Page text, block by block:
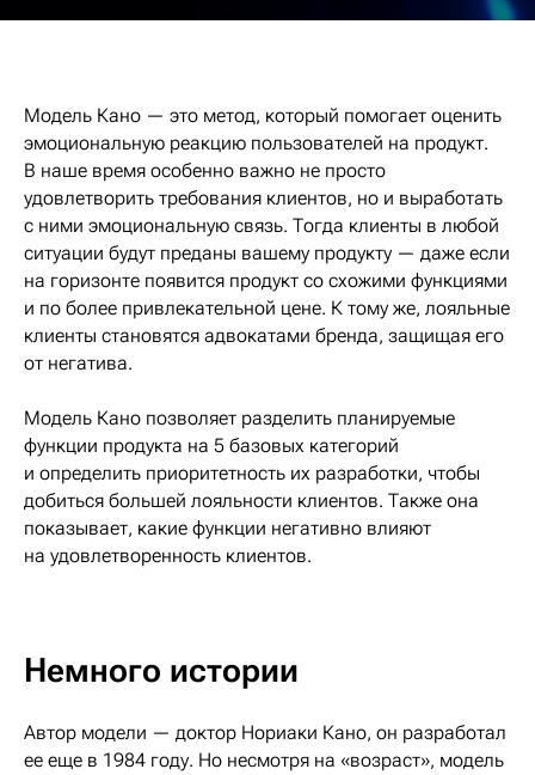
Модель Кано — это метод, который помогает оценить
эмоциональную реакцию пользователей на продукт.
В наше время особенно важно не просто
удовлетворить требования клиентов, но и выработать
с ними эмоциональную связь. Тогда клиенты в любой
ситуации будут преданы вашему продукту — даже если
на горизонте появится продукт со схожими функциями
и по более привлекательной цене. К тому же, лояльные
клиенты становятся адвокатами бренда, защищая его
от негатива.
Модель Кано позволяет разделить планируемые
функции продукта на 5 базовых категорий
и определить приоритетность их разработки, чтобы
добиться большей лояльности клиентов. Также она
показывает, какие функции негативно влияют
на удовлетворенность клиентов.
Немного истории
Автор модели — доктор Нориаки Кано, он разработал
ее еще в 1984 году. Но несмотря на «возраст», модель